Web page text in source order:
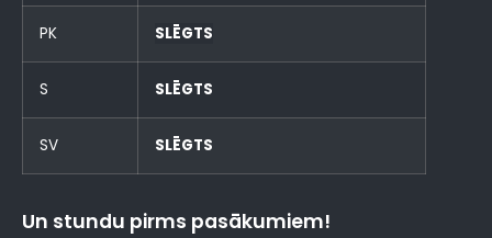
PK SLĒGTS
S SLĒGTS
SV SLĒGTS
Un stundu pirms pasākumiem!